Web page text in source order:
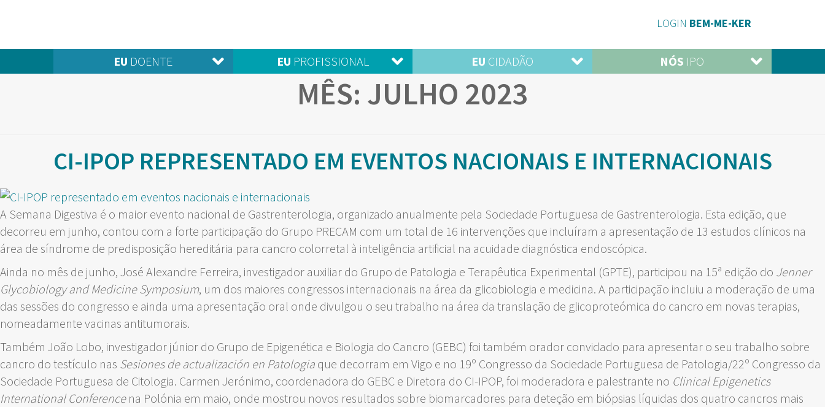
LOGIN BEM-ME-KER
EU DOENTE EU PROFISSIONAL EU CIDADÃO NÓS IPO
MÊS: JULHO 2023
CI-IPOP REPRESENTADO EM EVENTOS NACIONAIS E INTERNACIONAIS
A Semana Digestiva é o maior evento nacional de Gastrenterologia, organizado anualmente pela Sociedade Portuguesa de Gastrenterologia. Esta edição, que
decorreu em junho, contou com a forte participação do Grupo PRECAM com um total de 16 intervenções que incluíram a apresentação de 13 estudos clínicos na
área de síndrome de predisposição hereditária para cancro colorretal à inteligência artificial na acuidade diagnóstica endoscópica.
Ainda no mês de junho, José Alexandre Ferreira, investigador auxiliar do Grupo de Patologia e Terapêutica Experimental (GPTE), participou na 15ª edição do Jenner
Glycobiology and Medicine Symposium, um dos maiores congressos internacionais na área da glicobiologia e medicina. A participação incluiu a moderação de uma
das sessões do congresso e ainda uma apresentação oral onde divulgou o seu trabalho na área da translação de glicoproteómica do cancro em novas terapias,
nomeadamente vacinas antitumorais.
Também João Lobo, investigador júnior do Grupo de Epigenética e Biologia do Cancro (GEBC) foi também orador convidado para apresentar o seu trabalho sobre
cancro do testículo nas Sesiones de actualización en Patologia que decorram em Vigo e no 19º Congresso da Sociedade Portuguesa de Patologia/22º Congresso da
Sociedade Portuguesa de Citologia. Carmen Jerónimo, coordenadora do GEBC e Diretora do CI-IPOP, foi moderadora e palestrante no Clinical Epigenetics
International Conferencena Polónia em maio, onde mostrou novos resultados sobre biomarcadores para deteção em biópsias líquidas dos quatro cancros mais